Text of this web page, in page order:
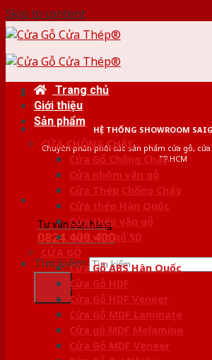
Skip to content
HỆ THỐNG SHOWROOM
Chuyên phân phối các sản phẩm cửa gỗ,
TP.HCM
Tư vấn bán hàng
0824.400.400
Tìm kiếm:
Trang chủ
Giới thiệu
Sản phẩm
CỬA CHỐNG CHÁY
Cửa Gỗ Chống Cháy
Cửa nhôm vân gỗ
Cửa Thép Chống Cháy
Cửa thép Hàn Quốc
Cửa thép vân gỗ
Cửa vân gỗ 5D
CỬA GỖ
Cửa Gỗ ABS Hàn Quốc
Cửa Gỗ HDF
Cửa Gỗ HDF Veneer
Cửa Gỗ MDF Laminate
Cửa gỗ MDF Melamine
Cửa Gỗ MDF Veneer